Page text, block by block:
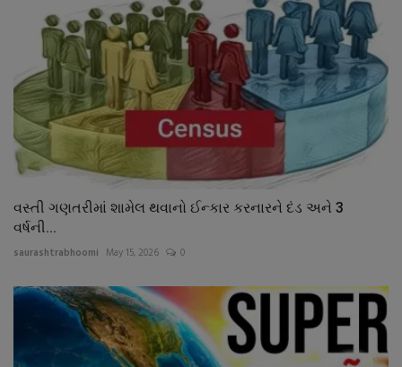
વસ્તી ગણતરીમાં શામેલ થવાનો ઈન્કાર કરનારને દંડ અને 3
વર્ષની...
saurashtrabhoomi May 15, 2026 0